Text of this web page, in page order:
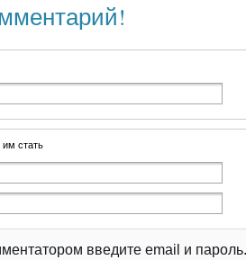
им стать
введите email и